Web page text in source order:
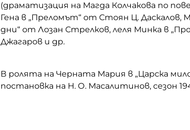
(драматизация на Магда Колчакова по
Гена в „Преломът“ от Стоян Ц. Даскалов,
дни“ от Лозан Стрелков, леля Минка в
Джагаров и др.
В ролята на Черната Мария в „Царска
постановка на Н. О. Масалитинов, сезон